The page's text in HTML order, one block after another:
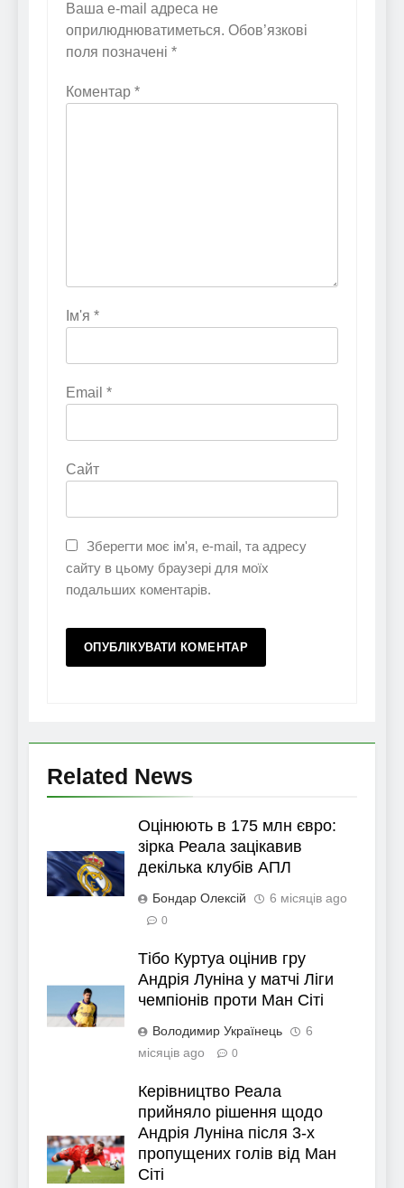
Ваша e-mail адреса не
оприлюднюватиметься. Обов’язкові
поля позначені *
Коментар *
Ім'я *
Email *
Сайт
Зберегти моє ім'я, e-mail, та адресу
сайту в цьому браузері для моїх
подальших коментарів.
Related News
Оцінюють в 175 млн євро:
зірка Реала зацікавив
декілька клубів АПЛ
Бондар Олексій 6 місяців ago
0
Тібо Куртуа оцінив гру
Андрія Луніна у матчі Ліги
чемпіонів проти Ман Сіті
Володимир Українець
6
місяців ago
0
Керівництво Реала
прийняло рішення щодо
Андрія Луніна після 3-х
пропущених голів від Ман
Сіті